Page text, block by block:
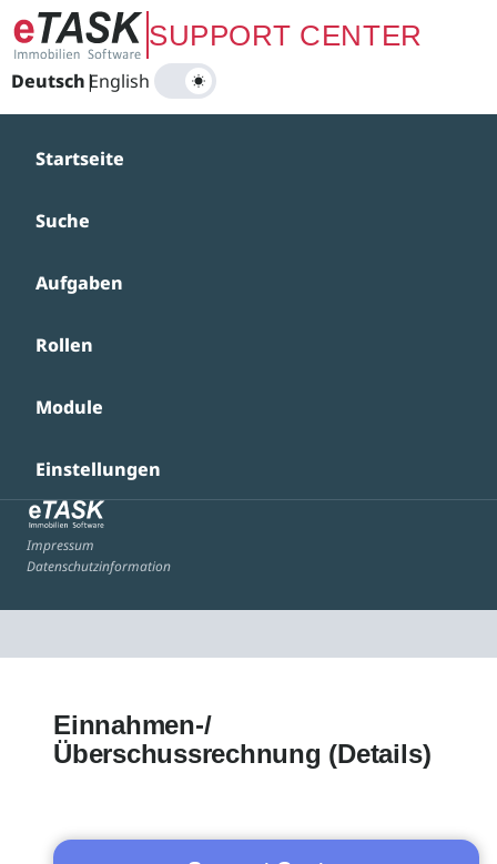
Zum Hauptinhalt springenSUPPORT CENTER
Deutsch|
English
Startseite
Suche
Aufgaben
Rollen
Module
Einstellungen
Impressum
Datenschutzinformation
Einnahmen-/
Überschussrechnung (Details)